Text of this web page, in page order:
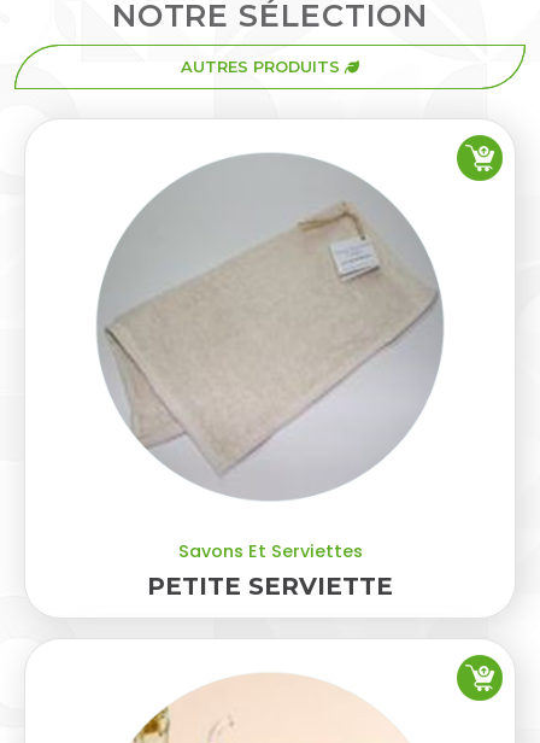
NOTRE SÉLECTION
AUTRES PRODUITS
Savons Et Serviettes
PETITE SERVIETTE